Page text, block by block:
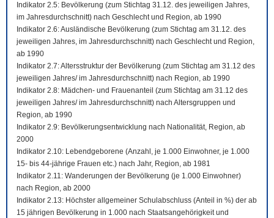
Indikator 2.5: Bevölkerung (zum Stichtag 31.12. des jeweiligen Jahres,
im Jahresdurchschnitt) nach Geschlecht und Region, ab 1990
Indikator 2.6: Ausländische Bevölkerung (zum Stichtag am 31.12. des
jeweiligen Jahres, im Jahresdurchschnitt) nach Geschlecht und Region,
ab 1990
Indikator 2.7: Altersstruktur der Bevölkerung (zum Stichtag am 31.12 des
jeweiligen Jahres/ im Jahresdurchschnitt) nach Region, ab 1990
Indikator 2.8: Mädchen- und Frauenanteil (zum Stichtag am 31.12 des
jeweiligen Jahres/ im Jahresdurchschnitt) nach Altersgruppen und
Region, ab 1990
Indikator 2.9: Bevölkerungsentwicklung nach Nationalität, Region, ab
2000
Indikator 2.10: Lebendgeborene (Anzahl, je 1.000 Einwohner, je 1.000
15- bis 44-jährige Frauen etc.) nach Jahr, Region, ab 1981
Indikator 2.11: Wanderungen der Bevölkerung (je 1.000 Einwohner)
nach Region, ab 2000
Indikator 2.13: Höchster allgemeiner Schulabschluss (Anteil in %) der ab
15 jährigen Bevölkerung in 1.000 nach Staatsangehörigkeit und